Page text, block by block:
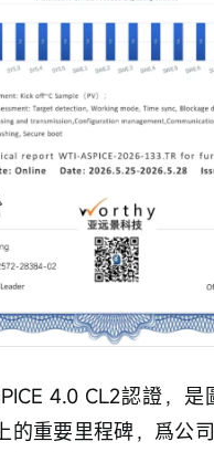
4.0 CL2認證，
的重要里程碑，爲公